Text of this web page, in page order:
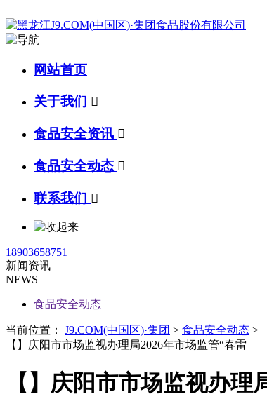
网站首页
关于我们 
食品安全资讯 
食品安全动态 
联系我们 
18903658751
新闻资讯
NEWS
食品安全动态
当前位置： J9.COM(中国区)·集团 > 食品安全动态 >
【】庆阳市市场监视办理局2026年市场监管“春雷
【】庆阳市市场监视办理